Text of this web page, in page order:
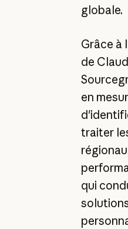
globale.
Grâce à
de
en
traiter
qui